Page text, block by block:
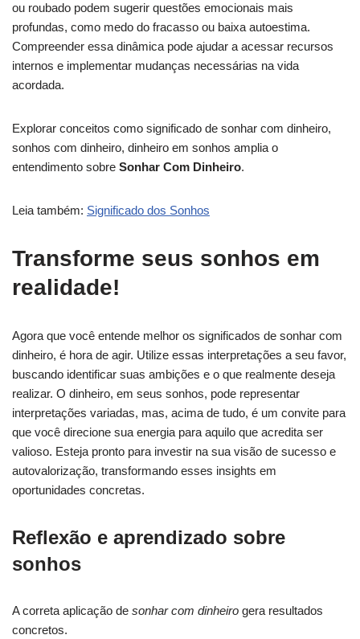
ou roubado podem sugerir questões emocionais mais
profundas, como medo do fracasso ou baixa autoestima.
Compreender essa dinâmica pode ajudar a acessar recursos
internos e implementar mudanças necessárias na vida
acordada.
Explorar conceitos como significado de sonhar com dinheiro,
sonhos com dinheiro, dinheiro em sonhos amplia o
entendimento sobre Sonhar Com Dinheiro.
Leia também: Significado dos Sonhos
Transforme seus sonhos em
realidade!
Agora que você entende melhor os significados de sonhar com
dinheiro, é hora de agir. Utilize essas interpretações a seu favor,
buscando identificar suas ambições e o que realmente deseja
realizar. O dinheiro, em seus sonhos, pode representar
interpretações variadas, mas, acima de tudo, é um convite para
que você direcione sua energia para aquilo que acredita ser
valioso. Esteja pronto para investir na sua visão de sucesso e
autovalorização, transformando esses insights em
oportunidades concretas.
Reflexão e aprendizado sobre
sonhos
A correta aplicação de sonhar com dinheiro gera resultados
concretos.